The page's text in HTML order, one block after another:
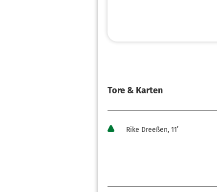
Tore & Karten
Rike Dreeßen, 11’